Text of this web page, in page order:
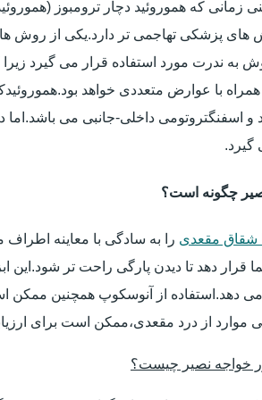
زمانی که هموروئید دچار ترومبوز
های پزشکی تهاجمی تر دارد.یکی از روش
روش به ندرت مورد استفاده قرار می گیرد
با عوارض متعددی خواهد
و اسفنگتروتومی داخلی-جانبی می
گیرد.
چگونه است؟
شقاق مقعدی را به سادگی با معاینه
دهد تا دیدن پارگی راحت تر شود.این
دهد.استفاده از آنوسکوپ همچنین ممکن
موارد از درد مقعدی،ممکن است برای
خواجه نصیر چیست؟